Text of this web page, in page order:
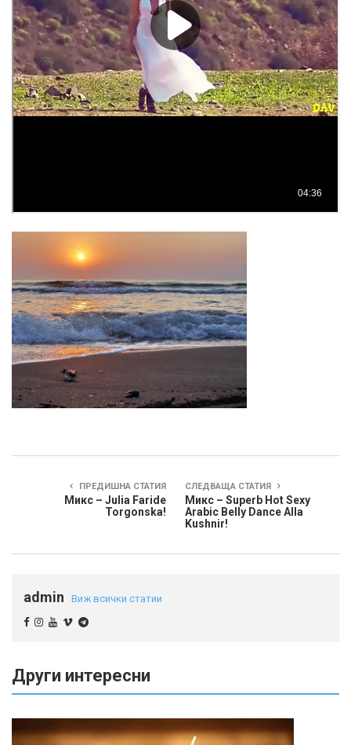
ПРЕДИШНА СТАТИЯ
Микс – Julia Faride
Torgonska!
СЛЕДВАЩА СТАТИЯ
Микс – Superb Hot Sexy
Arabic Belly Dance Alla
Kushnir!
admin Виж всички статии
Други интересни